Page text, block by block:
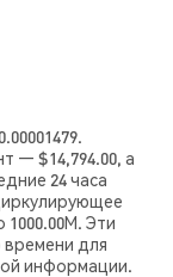
— $14,794.00, а
24 часа
Эти
для
информации.